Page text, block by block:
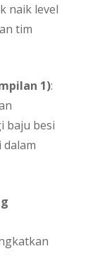
naik level
tim
1):
baju besi